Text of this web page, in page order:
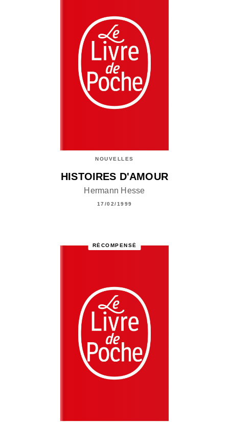
NOUVELLES
HISTOIRES D'AMOUR
Hermann Hesse
17/02/1999
RÉCOMPENSÉ